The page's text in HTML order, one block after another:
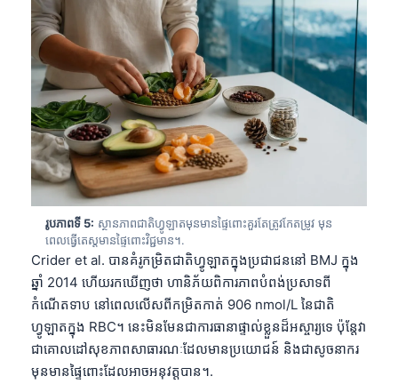
រូបភាពទី 5: ស្ថានភាពជាតិហ្វូឡាតមុនមានផ្ទៃពោះគួរតែត្រូវកែតម្រូវ មុន
ពេលធ្វើតេស្តមានផ្ទៃពោះវិជ្ជមាន។.
Crider et al. បានគំរូកម្រិតជាតិហ្វូឡាតក្នុងប្រជាជននៅ BMJ ក្នុង
ឆ្នាំ 2014 ហើយរកឃើញថា ហានិភ័យពិការភាពបំពង់ប្រសាទពី
កំណើតទាប នៅពេលលើសពីកម្រិតកាត់ 906 nmol/L នៃជាតិ
ហ្វូឡាតក្នុង RBC។ នេះមិនមែនជាការធានាផ្ទាល់ខ្លួនដ៏អស្ចារ្យទេ ប៉ុន្តែវា
ជាគោលដៅសុខភាពសាធារណៈដែលមានប្រយោជន៍ និងជាសូចនាករ
មុនមានផ្ទៃពោះដែលអាចអនុវត្តបាន។.